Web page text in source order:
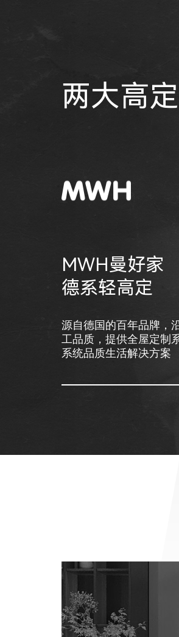
两大高
MWH曼好家
德系轻高定
源自德国的百年品牌，
工品质，提供全屋定制
系统品质生活解决方案